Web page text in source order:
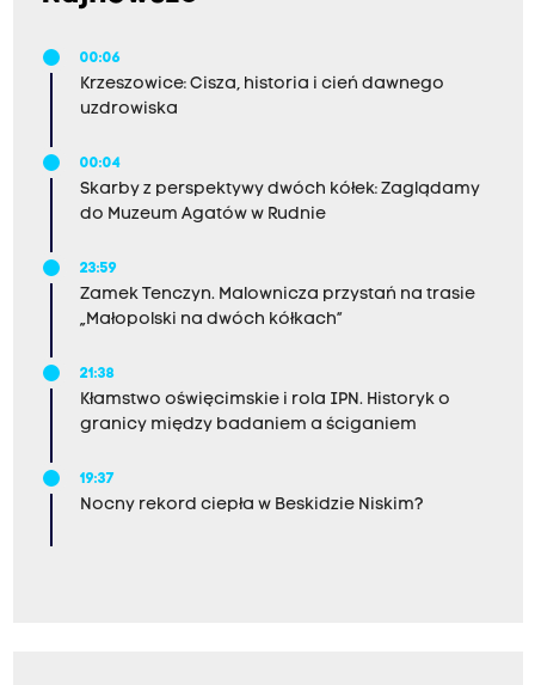
00:06
Krzeszowice: Cisza, historia i cień dawnego
uzdrowiska
00:04
Skarby z perspektywy dwóch kółek: Zaglądamy
do Muzeum Agatów w Rudnie
23:59
Zamek Tenczyn. Malownicza przystań na trasie
„Małopolski na dwóch kółkach”
21:38
Kłamstwo oświęcimskie i rola IPN. Historyk o
granicy między badaniem a ściganiem
19:37
Nocny rekord ciepła w Beskidzie Niskim?